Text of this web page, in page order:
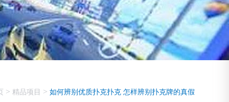
> 精品项目 > 如何辨别优质扑克扑克 怎样辨别扑克牌的真假